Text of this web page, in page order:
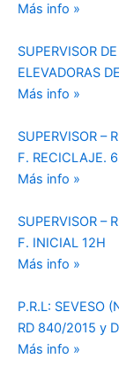
Más info »
SUPERVISOR
ELEVADORAS
Más info »
SUPERVISOR –
F. RECICLAJE.
Más info »
SUPERVISOR –
F. INICIAL 12H
Más info »
P.R.L: SEVESO
RD 840/2015 y
Más info »